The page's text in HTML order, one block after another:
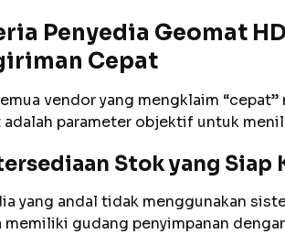
Penyedia Geomat
Cepat
vendor yang mengklaim
adalah parameter objektif untuk
Stok yang
yang andal tidak menggunakan
memiliki gudang penyimpanan